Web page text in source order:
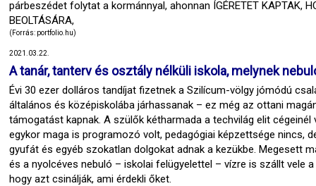
párbeszédet folytat a kormánnyal, ahonnan ÍGÉRETET KAPTAK,
BEOLTÁSÁRA,
(Forrás: portfolio.hu)
2021.03.22.
A tanár, tanterv és osztály nélküli iskola, melynek
Évi 30 ezer dolláros tandíjat fizetnek a Szilícum-völgy jómódú
általános és középiskolába járhassanak – ez még az ottani
támogatást kapnak. A szülők kétharmada a techvilág elit
egykor maga is programozó volt, pedagógiai képzettsége nincs,
gyufát és egyéb szokatlan dolgokat adnak a kezükbe. Megesett
és a nyolcéves nebuló – iskolai felügyelettel – vízre is szállt vele
hogy azt csinálják, ami érdekli őket.